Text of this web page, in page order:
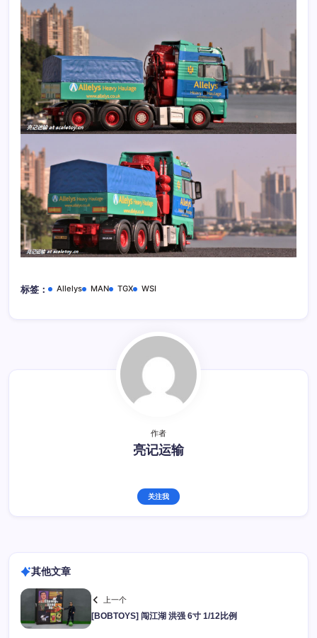
标签： Allelys MAN TGX WSI
作者
亮记运输
关注我
其他文章
上一个
[BOBTOYS] 闯江湖 洪强 6寸 1/12比例